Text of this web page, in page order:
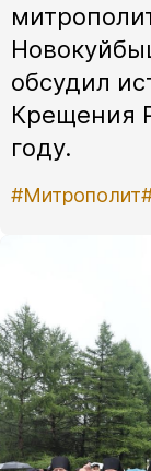
обсудил
Крещения
году.
#Митрополит